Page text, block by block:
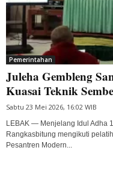
Pemerintahan
Juleha Gembleng
Kuasai Teknik
Sabtu 23 Mei 2026, 16:02 WIB
LEBAK — Menjelang Idul Adha
Rangkasbitung mengikuti
Pesantren Modern...